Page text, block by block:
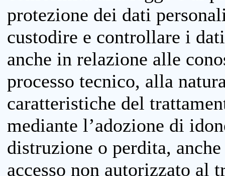
protezione dei dati
custodire e controllare i
anche in relazione alle
processo tecnico, alla
caratteristiche del
mediante l’adozione di
distruzione o perdita,
accesso non autorizzato al